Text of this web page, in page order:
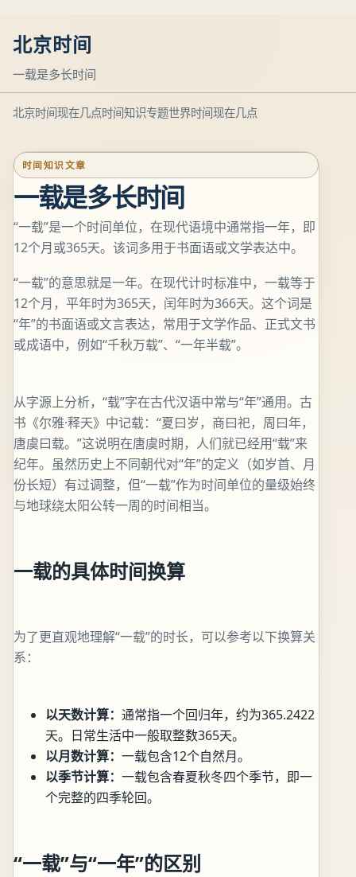
北京时间
一载是多长时间
北京时间现在几点时间知识专题世界时间现在几点
时间知识文章
一载是多长时间
“一载”是一个时间单位，在现代语境中通常指一年，即
12个月或365天。该词多用于书面语或文学表达中。
“一载”的意思就是一年。在现代计时标准中，一载等于
12个月，平年时为365天，闰年时为366天。这个词是
“年”的书面语或文言表达，常用于文学作品、正式文书
或成语中，例如“千秋万载”、“一年半载”。
从字源上分析，“载”字在古代汉语中常与“年”通用。古
书《尔雅·释天》中记载：“夏曰岁，商曰祀，周曰年，
唐虞曰载。”这说明在唐虞时期，人们就已经用“载”来
纪年。虽然历史上不同朝代对“年”的定义（如岁首、月
份长短）有过调整，但“一载”作为时间单位的量级始终
与地球绕太阳公转一周的时间相当。
一载的具体时间换算
为了更直观地理解“一载”的时长，可以参考以下换算关
系：
以天数计算： 通常指一个回归年，约为365.2422
天。日常生活中一般取整数365天。
以月数计算： 一载包含12个自然月。
以季节计算： 一载包含春夏秋冬四个季节，即一
个完整的四季轮回。
“一载”与“一年”的区别